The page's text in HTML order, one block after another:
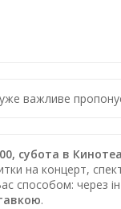
важливе
субота в
на концерт,
способом: через
.